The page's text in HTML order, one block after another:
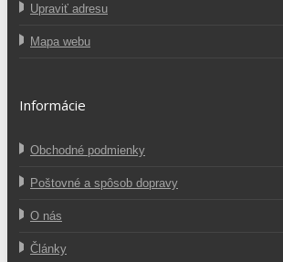
Upraviť adresu
Mapa webu
Informácie
Obchodné podmienky
Poštovné a spôsob dopravy
O nás
Články